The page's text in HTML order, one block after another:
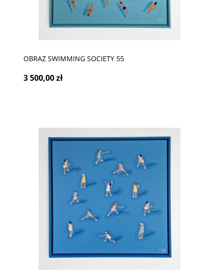
OBRAZ SWIMMING SOCIETY 55
3 500,00 zł